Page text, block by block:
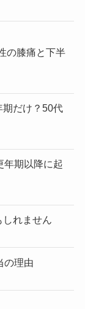
の膝痛と下半
だけ？50代
年期以降に起
れません
の理由